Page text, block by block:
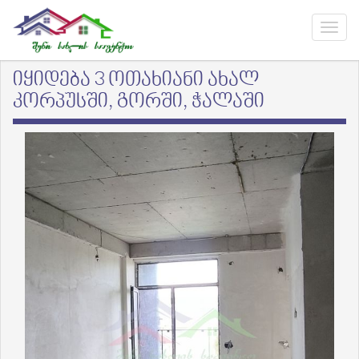
იყიდება 3 ოთახიანი ახალ
კორპუსში, გორში, ჭალაში